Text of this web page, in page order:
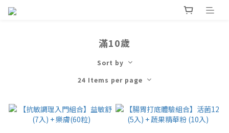
滿10歲
Sort by
24 Items per page